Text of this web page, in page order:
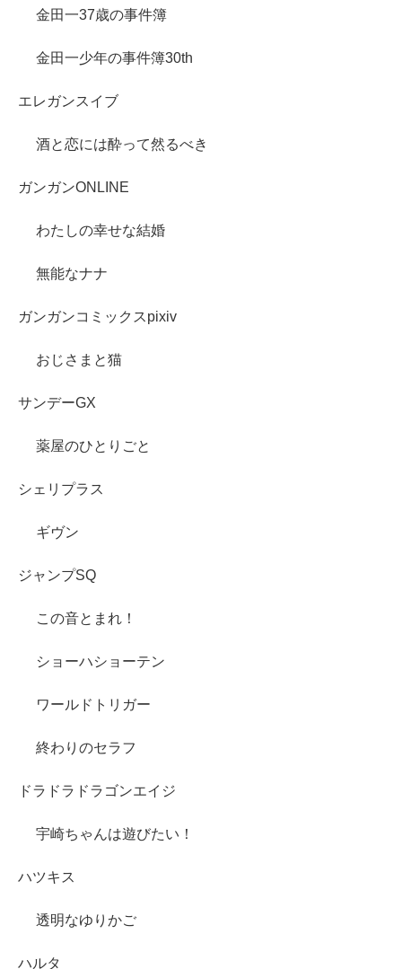
金田一37歳の事件簿
金田一少年の事件簿30th
エレガンスイブ
酒と恋には酔って然るべき
ガンガンONLINE
わたしの幸せな結婚
無能なナナ
ガンガンコミックスpixiv
おじさまと猫
サンデーGX
薬屋のひとりごと
シェリプラス
ギヴン
ジャンプSQ
この音とまれ！
ショーハショーテン
ワールドトリガー
終わりのセラフ
ドラドラドラゴンエイジ
宇崎ちゃんは遊びたい！
ハツキス
透明なゆりかご
ハルタ